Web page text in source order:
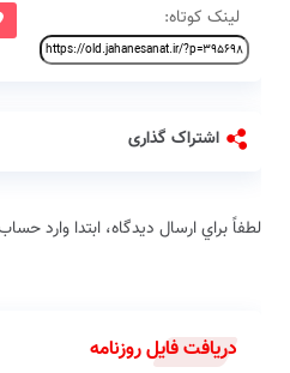
لینک کوتاه:
اشتراک گذاری
لطفاً براي ارسال دیدگاه، ابتدا وارد
دریافت فایل روزنامه